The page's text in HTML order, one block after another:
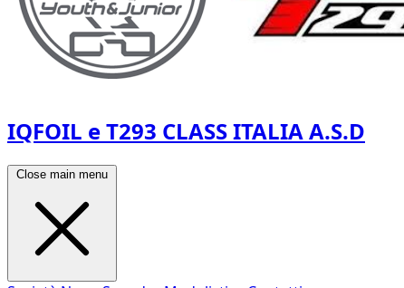
IQFOIL e T293 CLASS ITALIA A.S.D
Close main menu